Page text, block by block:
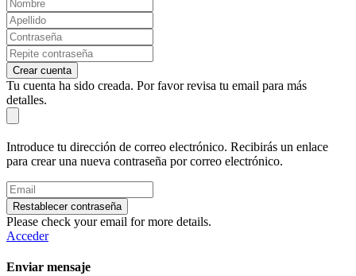
Crear cuenta
Tu cuenta ha sido creada. Por favor revisa tu email para más
detalles.
Introduce tu dirección de correo electrónico. Recibirás un enlace
para crear una nueva contraseña por correo electrónico.
Restablecer contraseña
Please check your email for more details.
Acceder
Enviar mensaje